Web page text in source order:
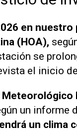
en nuestro
(HOA),
se
el inicio
un informe
un clima